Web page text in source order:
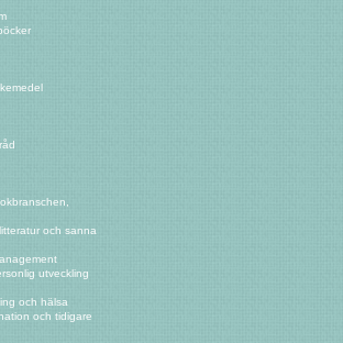
och sanna
utveckling
och hälsa
och tidigare